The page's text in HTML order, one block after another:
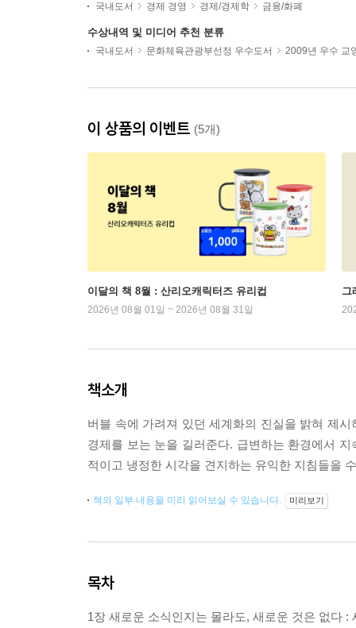
국내도서
경제 경영 경제/경제학 금융/화폐
수상내역 및 미디어 추천 분류
국내도서 문화체육관광부선정 우수도서 2009년 우수 교
이 상품의 이벤트 (5개)
이달의 책 8월 : 산리오캐릭터즈 유리컵
2026년 08월 01일 ~ 2026년 08월 31일
그
책소개
버블 속에 가려져 있던 세계화의 진실을 밝혀 제
경제를 보는 눈을 길러준다. 급변하는 환경에서
적이고 냉정한 시각을 견지하는 유익한 지침들을
책의 일부 내용을 미리 읽어보실 수 있습니다. 미리보기
목차
1장 새로운 소식인지는 몰라도, 새로운 것은 없다 :